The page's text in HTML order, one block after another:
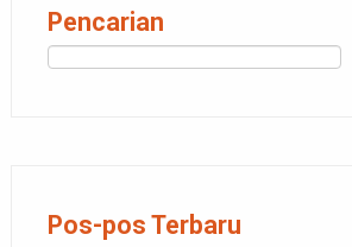
Pencarian
Pos-pos Terbaru